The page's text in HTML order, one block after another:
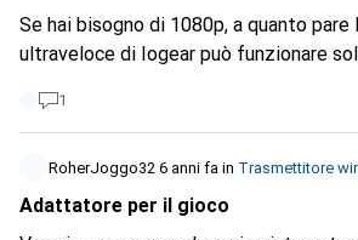
Se hai bisogno di 1080p, a quanto
ultraveloce di Iogear può funzionare
1
RoherJoggo32 6 anni fa in Trasmettitore
Adattatore per il gioco